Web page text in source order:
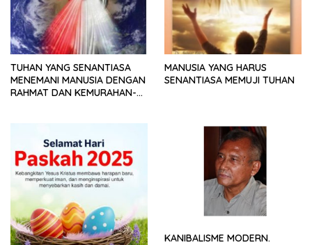
TUHAN YANG SENANTIASA
MENEMANI MANUSIA DENGAN
RAHMAT DAN KEMURAHAN-
MANUSIA YANG HARUS
SENANTIASA MEMUJI TUHAN
KANIBALISME MODERN.